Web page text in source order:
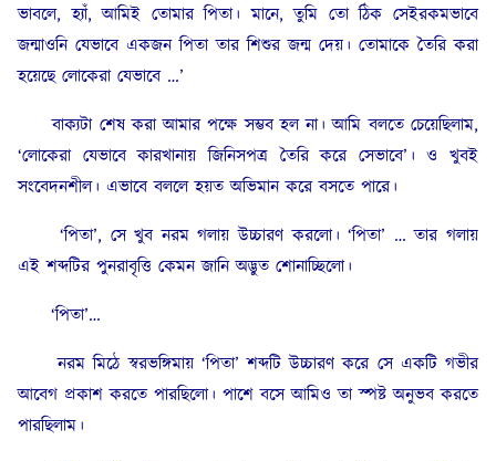
ভাবলে, হ্যাঁ, আমিই তোমার পিতা। মানে, তুমি তো ঠিক সেইরকমভাবে
জন্মাওনি যেভাবে একজন পিতা তার শিশুর জন্ম দেয়। তোমাকে তৈরি করা
হয়েছে লোকেরা যেভাবে …’
বাক্যটা শেষ করা আমার পক্ষে সম্ভব হল না। আমি বলতে চেয়েছিলাম,
‘লোকেরা যেভাবে কারখানায় জিনিসপত্র তৈরি করে সেভাবে’। ও খুবই
সংবেদনশীল। এভাবে বললে হয়ত অভিমান করে বসতে পারে।
‘পিতা’, সে খুব নরম গলায় উচ্চারণ করলো। ‘পিতা’ … তার গলায়
এই শব্দটির পুনরাবৃত্তি কেমন জানি অদ্ভুত শোনাচ্ছিলো।
‘পিতা’…
নরম মিঠে স্বরভঙ্গিমায় ‘পিতা’ শব্দটি উচ্চারণ করে সে একটি গভীর
আবেগ প্রকাশ করতে পারছিলো। পাশে বসে আমিও তা স্পষ্ট অনুভব করতে
পারছিলাম।